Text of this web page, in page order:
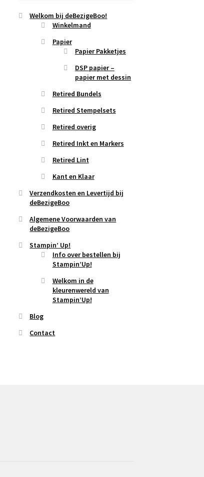
Welkom bij deBezigeBoo!
Winkelmand
Papier
Papier Pakketjes
DSP papier –
papier met dessin
Retired Bundels
Retired Stempelsets
Retired overig
Retired Inkt en Markers
Retired Lint
Kant en Klaar
Verzendkosten en Levertijd bij
deBezigeBoo
Algemene Voorwaarden van
deBezigeBoo
Stampin’ Up!
Info over bestellen bij
Stampin’Up!
Welkom in de
kleurenwereld van
Stampin’Up!
Blog
Contact